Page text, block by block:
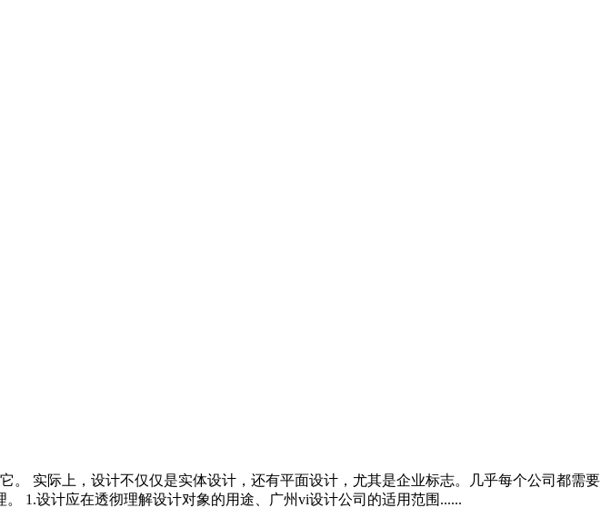
实际上，设计不仅仅是实体设计，还有平面设计，尤其是企业标志。几乎每个公司都需要
1.设计应在透彻理解设计对象的用途、广州vi设计公司的适用范围......